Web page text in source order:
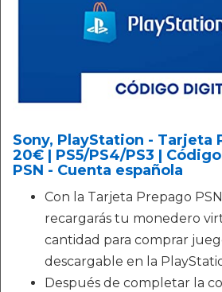
Sony, PlayStation - Tarjeta
20€ | PS5/PS4/PS3 |
PSN - Cuenta española
Con la Tarjeta Prepago
recargarás tu monedero
cantidad para comprar
descargable en la
Después de completar la